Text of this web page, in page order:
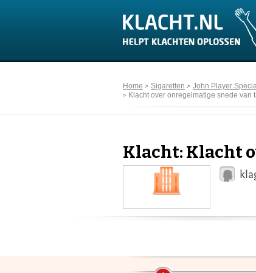
Home Sigaretten
John Player
Klacht over onregelmatige snede van
Klacht: Klacht